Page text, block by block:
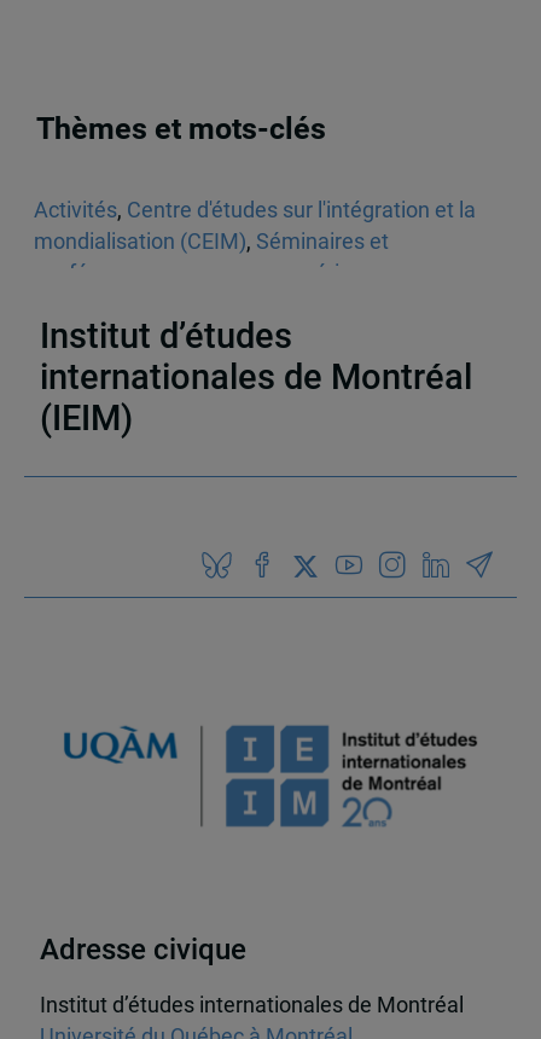
Thèmes et mots-clés
Activités, Centre d'études sur l'intégration et la
mondialisation (CEIM), Séminaires et
conférences
commerce numérique
Institut d’études
internationales de Montréal
(IEIM)
Adresse civique
Institut d’études internationales de Montréal